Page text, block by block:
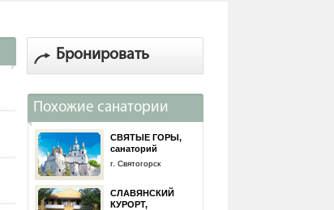
Бронировать
Похожие санатории
СВЯТЫЕ ГОРЫ,
санаторий
г. Святогорск
СЛАВЯНСКИЙ
КУРОРТ,